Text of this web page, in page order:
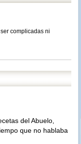
complicadas ni
del Abuelo,
que no hablaba